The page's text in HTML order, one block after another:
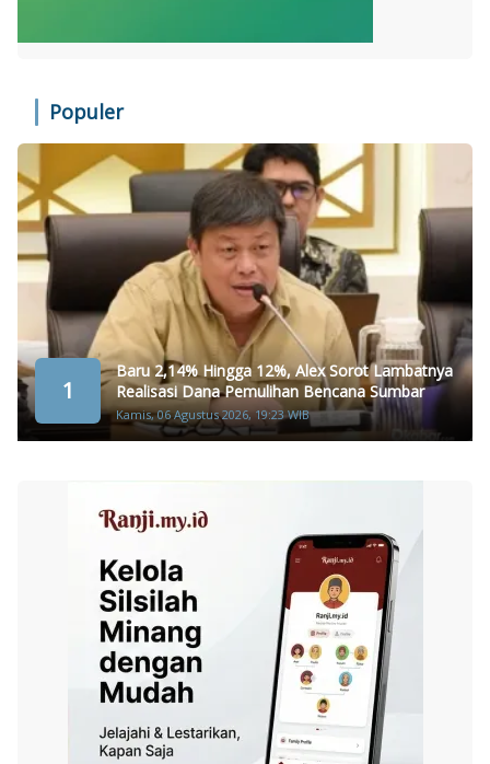
Populer
1
Baru 2,14% Hingga 12%, Alex Sorot Lambatnya
Realisasi Dana Pemulihan Bencana Sumbar
Kamis, 06 Agustus 2026, 19:23 WIB